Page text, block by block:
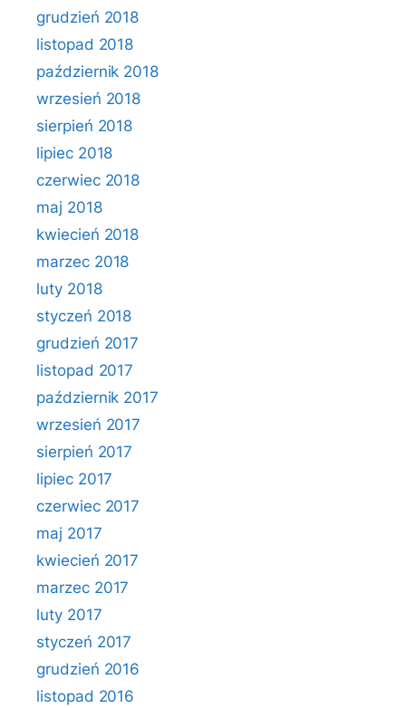
grudzień 2018
listopad 2018
październik 2018
wrzesień 2018
sierpień 2018
lipiec 2018
czerwiec 2018
maj 2018
kwiecień 2018
marzec 2018
luty 2018
styczeń 2018
grudzień 2017
listopad 2017
październik 2017
wrzesień 2017
sierpień 2017
lipiec 2017
czerwiec 2017
maj 2017
kwiecień 2017
marzec 2017
luty 2017
styczeń 2017
grudzień 2016
listopad 2016